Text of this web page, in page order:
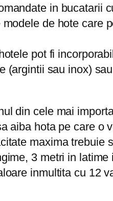
in bucatarii
de hote care
pot fi
(argintii sau inox)
din cele mai
aiba hota pe care
maxima trebuie
3 metri in
inmultita cu 12